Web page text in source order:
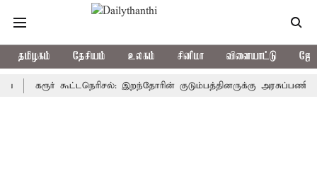
தமிழகம் தேசியம் உலகம் சினிமா விளையாட்டு
கரூர் கூட்டநெரிசல்: இறந்தோரின் குடும்பத்தினருக்கு அரசுப்பணி